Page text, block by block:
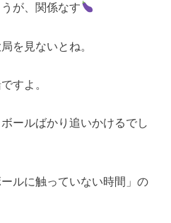
が、関係なす
を見ないとね。
すよ。
ールばかり追いかけるでし
ルに触っていない時間」の